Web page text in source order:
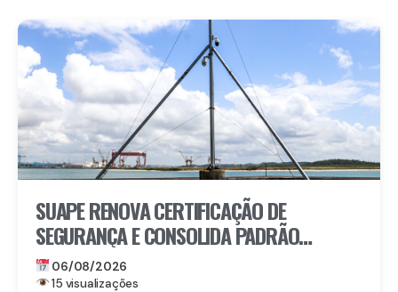
SUAPE RENOVA CERTIFICAÇÃO DE
SEGURANÇA E CONSOLIDA PADRÃO
INTERNACIONAL
06/08/2026
15 visualizações